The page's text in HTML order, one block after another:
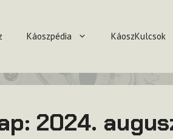
Káoszpédia KáoszKulcsok
2024.